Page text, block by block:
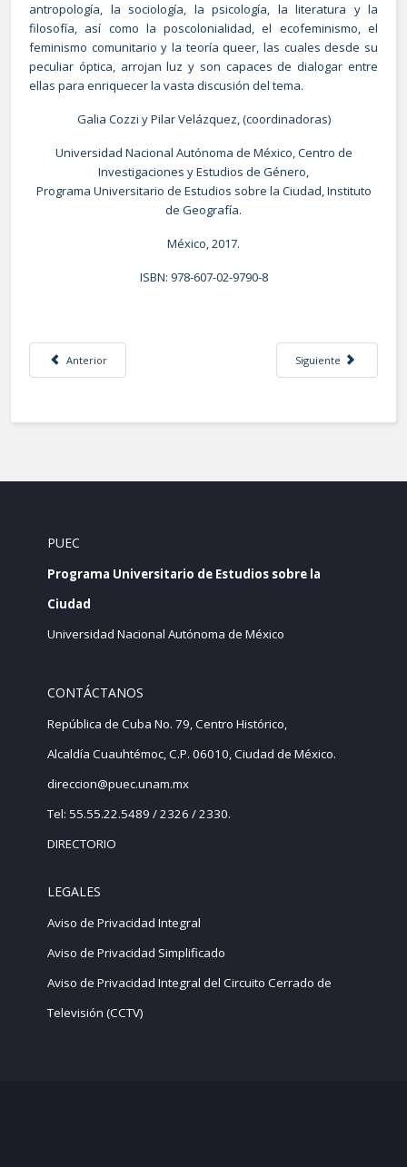
antropología, la sociología, la psicología, la literatura y la
filosofía, así como la poscolonialidad, el ecofeminismo, el
feminismo comunitario y la teoría queer, las cuales desde su
peculiar óptica, arrojan luz y son capaces de dialogar entre
ellas para enriquecer la vasta discusión del tema.
Galia Cozzi y Pilar Velázquez, (coordinadoras)
Universidad Nacional Autónoma de México, Centro de
Investigaciones y Estudios de Género,
Programa Universitario de Estudios sobre la Ciudad, Instituto
de Geografía.
México, 2017.
ISBN: 978-607-02-9790-8
Artículo anterior: Neoliberal(urban)ismo. Transformaciones
Anterior Artículo siguiente:
Siguiente
PUEC
Programa Universitario de Estudios sobre la
Ciudad
Universidad Nacional Autónoma de México
CONTÁCTANOS
República de Cuba No. 79, Centro Histórico,
Alcaldía Cuauhtémoc, C.P. 06010, Ciudad de México.
direccion@puec.unam.mx
Tel: 55.55.22.5489 / 2326 / 2330.
DIRECTORIO
LEGALES
Aviso de Privacidad Integral
Aviso de Privacidad Simplificado
Aviso de Privacidad Integral del Circuito Cerrado de
Televisión (CCTV)